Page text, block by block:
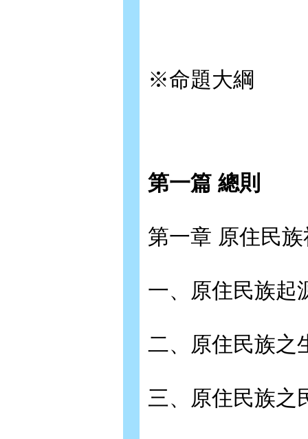
※命題大綱
第一篇 總則
第一章 原住民
一、原住民族起
二、原住民族之
三、原住民族之